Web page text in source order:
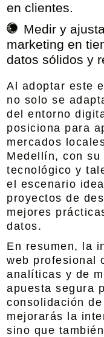
en clientes.
Medir y
marketing en
datos sólidos y
Al adoptar este
no solo se
del entorno
posiciona para
mercados
Medellín, con
tecnológico y
el escenario
proyectos de
mejores
datos.
En resumen, la
web profesional
analíticas y de
apuesta segura
consolidación
mejorarás la
sino que